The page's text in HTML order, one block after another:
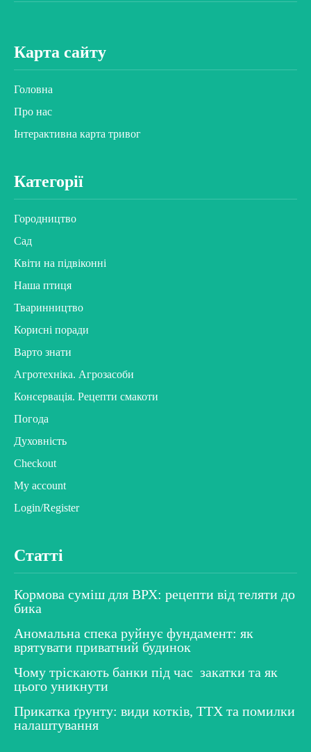
Карта сайту
Головна
Про нас
Інтерактивна карта тривог
Категорії
Городництво
Сад
Квіти на підвіконні
Наша птиця
Тваринництво
Корисні поради
Варто знати
Агротехніка. Агрозасоби
Консервація. Рецепти смакоти
Погода
Духовність
Checkout
My account
Login/Register
Статті
Кормова суміш для ВРХ: рецепти від теляти до
бика
Аномальна спека руйнує фундамент: як
врятувати приватний будинок
Чому тріскають банки під час закатки та як
цього уникнути
Прикатка ґрунту: види котків, ТТХ та помилки
налаштування